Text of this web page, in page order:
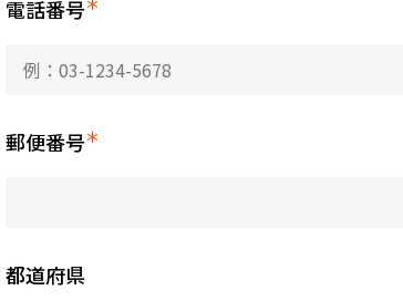
電話番号
郵便番号＊
都道府県